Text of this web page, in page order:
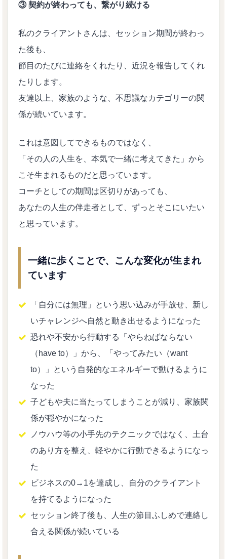
③ 契約が終わっても、繋がり続ける
私のクライアントさんは、セッション期間が終わっ
た後も、
節目のたびに連絡をくれたり、近況を報告してくれ
たりします。
友達以上、家族のような、不思議なカテゴリーの関
係が続いています。
これは意図してできるものではなく、
「その人の人生を、本気で一緒に考えてきた」から
こそ生まれるものだと思っています。
コーチとしての期間は区切りがあっても、
あなたの人生の伴走者として、ずっとそこにいたい
と思っています。
一緒に歩くことで、こんな変化が生まれ
ています
「自分には無理」という思い込みが手放せ、新し
いチャレンジへ自然と動き出せるようになった
恐れや不安から行動する「やらねばならない
（have to）」から、「やってみたい（want
to）」という自発的なエネルギーで動けるように
なった
子どもや夫に当たってしまうことが減り、家族関
係が穏やかになった
ノウハウ等の小手先のテクニックではなく、土台
のあり方を整え、軽やかに行動できるようになっ
た
ビジネスの0→1を達成し、自分のクライアント
を持てるようになった
セッション終了後も、人生の節目ふしめで連絡し
合える関係が続いている